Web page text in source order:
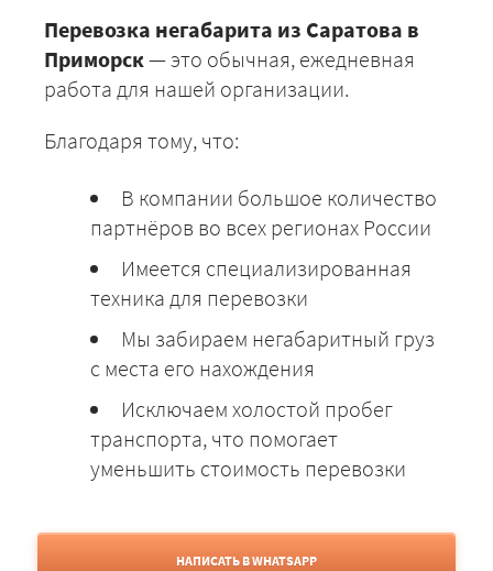
Перевозка негабарита из Саратова в
Приморск— это обычная, ежедневная
работа для нашей организации.
Благодаря тому, что:
В компании большое количество
партнёров во всех регионах России
Имеется специализированная
техника для перевозки
Мы забираем негабаритный груз
с места его нахождения
Исключаем холостой пробег
транспорта, что помогает
уменьшить стоимость перевозки
НАПИСАТЬ В WHATSAPP